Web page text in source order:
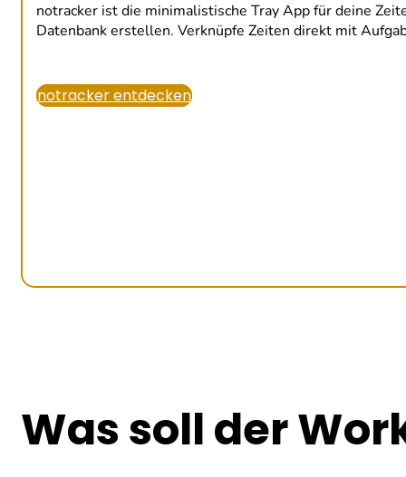
notracker ist die minimalistische Tray App für deine
Datenbank erstellen. Verknüpfe Zeiten direkt mit
notracker entdecken
Wassollder